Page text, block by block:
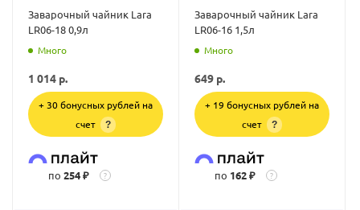
Заварочный чайник Lara
LR06-18 0,9л
Много
1 014 р.
+ 30 бонусных рублей на
счет
?
по 254 ₽ ?
Заварочный чайник Lara
LR06-16 1,5л
Много
649 р.
+ 19 бонусных рублей на
счет
?
по 162 ₽ ?